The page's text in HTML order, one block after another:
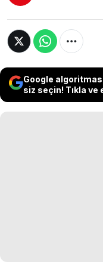
Google
siz seçin! Tıkla ve